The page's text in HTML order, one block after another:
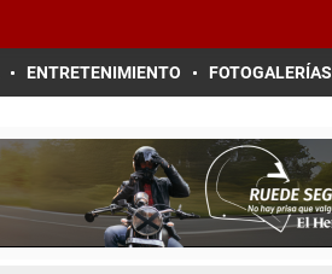
ENTRETENIMIENTO FOTOGALERÍAS